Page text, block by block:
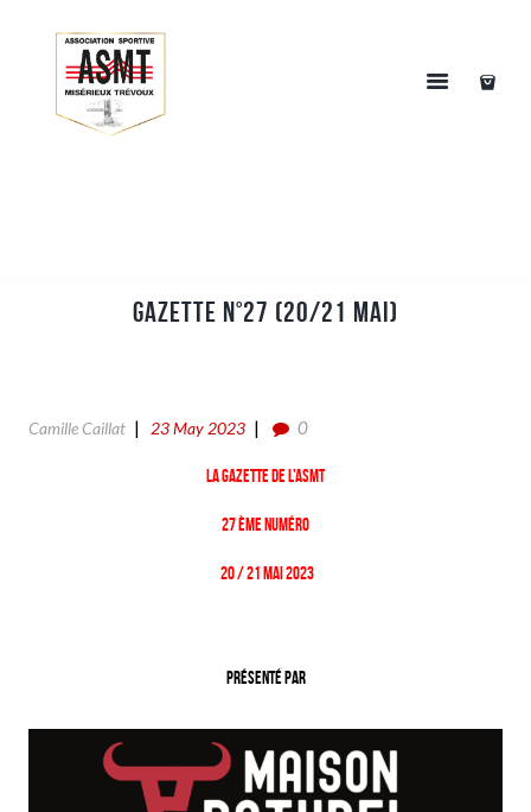
Gazette n°27 (20/21 Mai)
Camille Caillat 23 May 2023 0
La gazette de l’ASMT
27 ème numéro
20 / 21 Mai 2023
Présenté par